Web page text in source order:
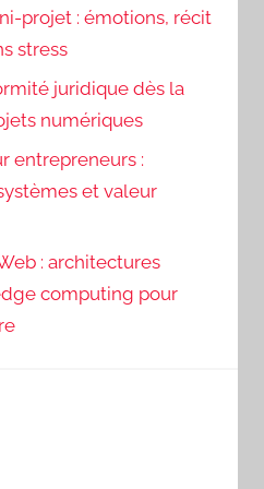
projet : émotions, récit
stress
juridique dès la
numériques
entrepreneurs :
et valeur
: architectures
computing pour